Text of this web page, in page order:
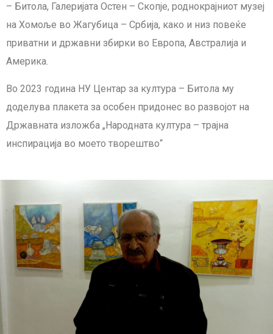
– Битола, Галеријата Остен – Скопје, роднокрајниот музеј
на Хомоље во Жагубица – Србија, како и низ повеќе
приватни и државни збирки во Европа, Австралија и
Америка.
Во 2023 година НУ Центар за култура – Битола му
доделува плакета за особен придонес во развојот на
Државната изложба „Народната култура – трајна
инспирација во моето творештво“